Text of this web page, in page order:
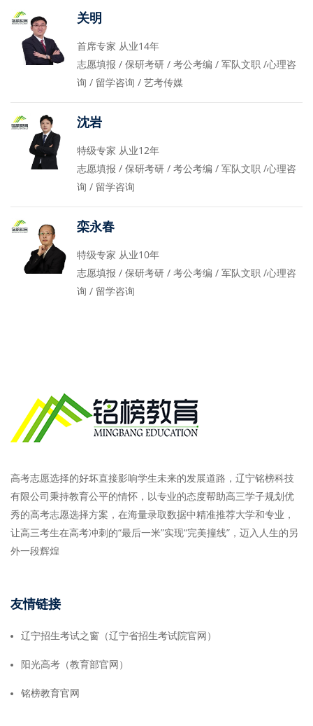
关明
首席专家 从业14年
志愿填报 / 保研考研 / 考公考编 / 军队文职 /心理咨
询 / 留学咨询 / 艺考传媒
沈岩
特级专家 从业12年
志愿填报 / 保研考研 / 考公考编 / 军队文职 /心理咨
询 / 留学咨询
栾永春
特级专家 从业10年
志愿填报 / 保研考研 / 考公考编 / 军队文职 /心理咨
询 / 留学咨询
高考志愿选择的好坏直接影响学生未来的发展道路，辽宁铭榜科技
有限公司秉持教育公平的情怀，以专业的态度帮助高三学子规划优
秀的高考志愿选择方案，在海量录取数据中精准推荐大学和专业，
让高三考生在高考冲刺的“最后一米”实现“完美撞线”，迈入人生的另
外一段辉煌
友情链接
辽宁招生考试之窗（辽宁省招生考试院官网）
阳光高考（教育部官网）
铭榜教育官网